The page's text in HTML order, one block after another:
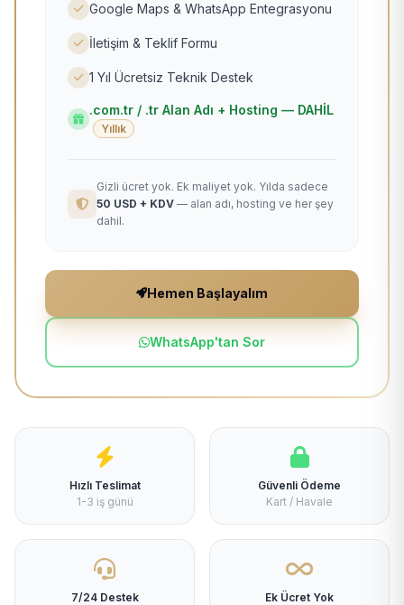
Google Maps & WhatsApp Entegrasyonu
İletişim & Teklif Formu
1 Yıl Ücretsiz Teknik Destek
.com.tr / .tr Alan Adı + Hosting — DAHİL
Yıllık
Gizli ücret yok. Ek maliyet yok. Yılda sadece
50 USD + KDV — alan adı, hosting ve her şey
dahil.
Hemen Başlayalım
WhatsApp'tan Sor
Hızlı Teslimat
1-3 iş günü
Güvenli Ödeme
Kart / Havale
7/24 Destek
Ek Ücret Yok